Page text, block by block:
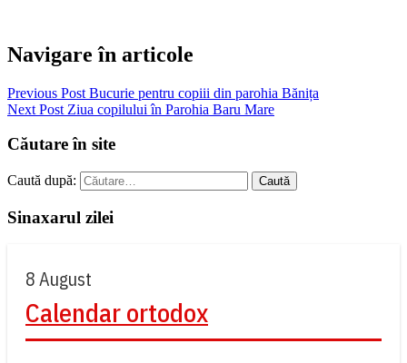
Navigare în articole
Previous Post Bucurie pentru copiii din parohia Bănița
Next Post Ziua copilului în Parohia Baru Mare
Căutare în site
Caută după:
Sinaxarul zilei
8 August
Calendar ortodox